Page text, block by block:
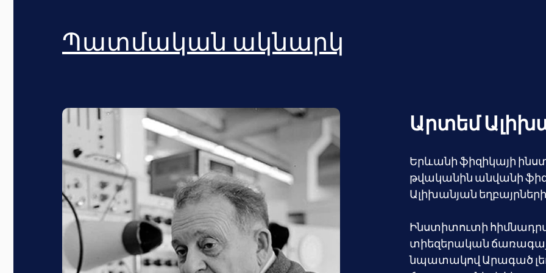
Պատմական ակնարկ
Արտեմ
Երևանի ֆիզիկայի
թվականին անվանի
Ալիխանյան
Ինստիտուտի
տիեզերական
նպատակով Արագած